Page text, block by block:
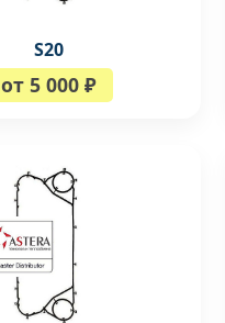
S20
от 5 000 ₽